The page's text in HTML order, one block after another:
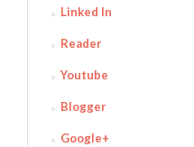
Linked In
Reader
Youtube
Blogger
Google+